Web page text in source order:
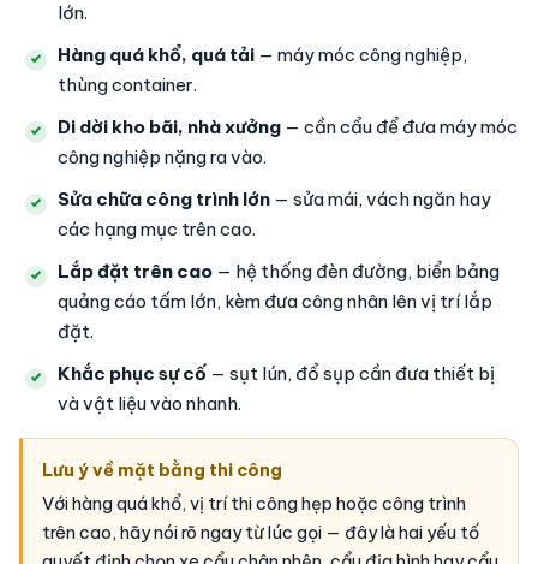
lớn.
Hàng quá khổ, quá tải — máy móc công nghiệp,
thùng container.
Di dời kho bãi, nhà xưởng — cần cẩu để đưa máy móc
công nghiệp nặng ra vào.
Sửa chữa công trình lớn — sửa mái, vách ngăn hay
các hạng mục trên cao.
Lắp đặt trên cao — hệ thống đèn đường, biển bảng
quảng cáo tấm lớn, kèm đưa công nhân lên vị trí lắp
đặt.
Khắc phục sự cố — sụt lún, đổ sụp cần đưa thiết bị
và vật liệu vào nhanh.
Lưu ý về mặt bằng thi công
Với hàng quá khổ, vị trí thi công hẹp hoặc công trình
trên cao, hãy nói rõ ngay từ lúc gọi — đây là hai yếu tố